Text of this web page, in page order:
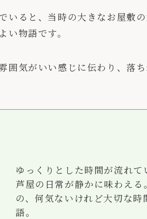
いると、当時の大きなお屋敷
い物語です。
囲気がいい感じに伝わり、落
ゆっくりとした時間が流れて
芦屋の日常が静かに味わえる
の、何気ないけれど大切な時
語。